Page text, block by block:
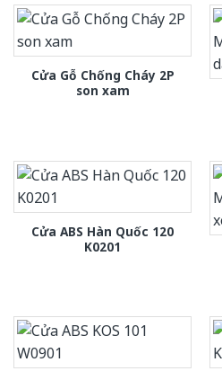
Cửa Gỗ Chống Cháy 2P
son xam
Cửa ABS Hàn Quốc 120
K0201